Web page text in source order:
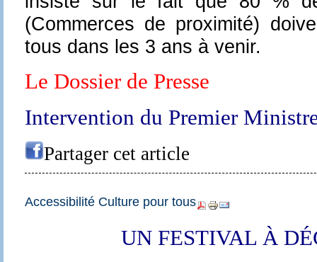
(Commerces de proximité)
tous dans les 3 ans à venir.
Le Dossier de Presse
Intervention du Premier
Partager cet article
Accessibilité Culture pour tous
UN FESTIVAL À